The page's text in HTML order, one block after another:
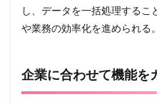
し、データを一括処理するこ
や業務の効率化を進められる。
企業に合わせて機能を